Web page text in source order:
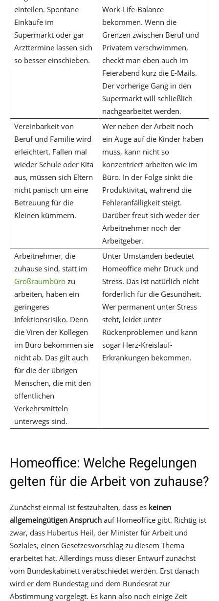
einteilen. Spontane
Einkäufe im
Supermarkt oder gar
Arzttermine lassen sich
so besser einschieben.
Work-Life-Balance
bekommen. Wenn die
Grenzen zwischen Beruf und
Privatem verschwimmen,
checkt man eben auch im
Feierabend kurz die E-Mails.
Der vorherige Gang in den
Supermarkt will schließlich
nachgearbeitet werden.
Vereinbarkeit von
Beruf und Familie wird
erleichtert. Fallen mal
wieder Schule oder Kita
aus, müssen sich Eltern
nicht panisch um eine
Betreuung für die
Kleinen kümmern.
Wer neben der Arbeit noch
ein Auge auf die Kinder haben
muss, kann nicht so
konzentriert arbeiten wie im
Büro. In der Folge sinkt die
Produktivität, während die
Fehleranfälligkeit steigt.
Darüber freut sich weder der
Arbeitnehmer noch der
Arbeitgeber.
Arbeitnehmer, die
zuhause sind, statt im
Großraumbüro zu
arbeiten, haben ein
geringeres
Infektionsrisiko. Denn
die Viren der Kollegen
im Büro bekommen sie
nicht ab. Das gilt auch
für die der übrigen
Menschen, die mit den
öffentlichen
Verkehrsmitteln
unterwegs sind.
Unter Umständen bedeutet
Homeoffice mehr Druck und
Stress. Das ist natürlich nicht
förderlich für die Gesundheit.
Wer permanent unter Stress
steht, leidet unter
Rückenproblemen und kann
sogar Herz-Kreislauf-
Erkrankungen bekommen.
Homeoffice: Welche Regelungen
gelten für die Arbeit von zuhause?
Zunächst einmal ist festzuhalten, dass es keinen
allgemeingütigen Anspruch auf Homeoffice gibt. Richtig ist
zwar, dass Hubertus Heil, der Minister für Arbeit und
Soziales, einen Gesetzesvorschlag zu diesem Thema
erarbeitet hat. Allerdings muss dieser Entwurf zunächst
vom Bundeskabinett verabschiedet werden. Erst danach
wird er dem Bundestag und dem Bundesrat zur
Abstimmung vorgelegt. Es kann also noch einige Zeit